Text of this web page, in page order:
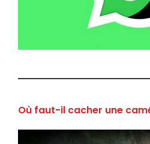
Où faut-il cacher une